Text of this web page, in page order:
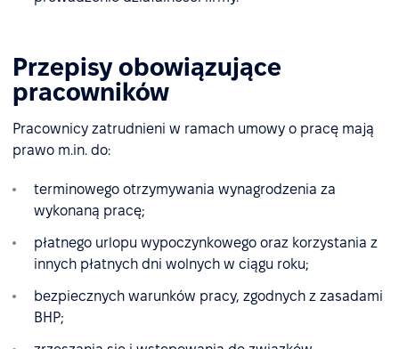
Przepisy obowiązujące
pracowników
Pracownicy zatrudnieni w ramach umowy o pracę mają
prawo m.in. do:
terminowego otrzymywania wynagrodzenia za
wykonaną pracę;
płatnego urlopu wypoczynkowego oraz korzystania z
innych płatnych dni wolnych w ciągu roku;
bezpiecznych warunków pracy, zgodnych z zasadami
BHP;